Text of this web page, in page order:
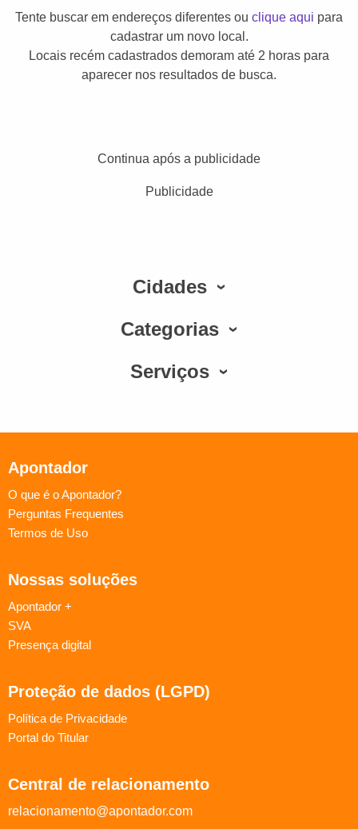
Tente buscar em endereços diferentes ou clique aqui para
cadastrar um novo local.
Locais recém cadastrados demoram até 2 horas para
aparecer nos resultados de busca.
Continua após a publicidade
Publicidade
Cidades
Categorias
Serviços
Apontador
O que é o Apontador?
Perguntas Frequentes
Termos de Uso
Nossas soluções
Apontador +
SVA
Presença digital
Proteção de dados (LGPD)
Política de Privacidade
Portal do Titular
Central de relacionamento
relacionamento@apontador.com